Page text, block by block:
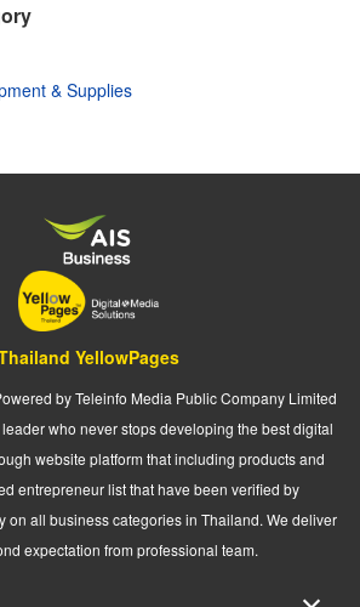
& Supplies
YellowPages
by Teleinfo Media Public Company Limited
who never stops developing the best digital
website platform that including products and
entrepreneur list that have been verified by
on all business categories in Thailand. We deliver
expectation from professional team.